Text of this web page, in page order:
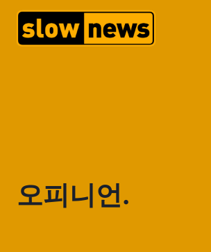
오피니언.